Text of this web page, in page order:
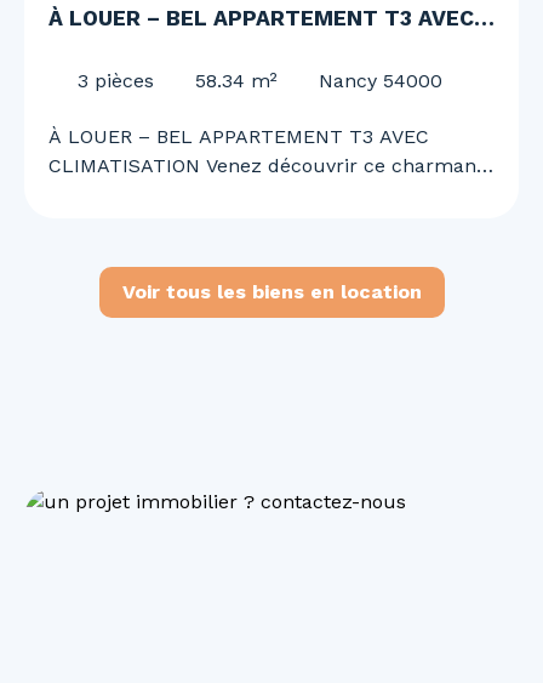
À LOUER – BEL APPARTEMENT T3 AVEC
3 pièces 58.34 m² Nancy 54000
À LOUER – BEL APPARTEMENT T3 AVEC
CLIMATISATION Venez découvrir ce charmant
séjour lumineux, de deux chambres, d’une
salle de bains, d’un WC ainsi que d’une
organiser une visite et découvrir votre futur
Voir tous les biens en location